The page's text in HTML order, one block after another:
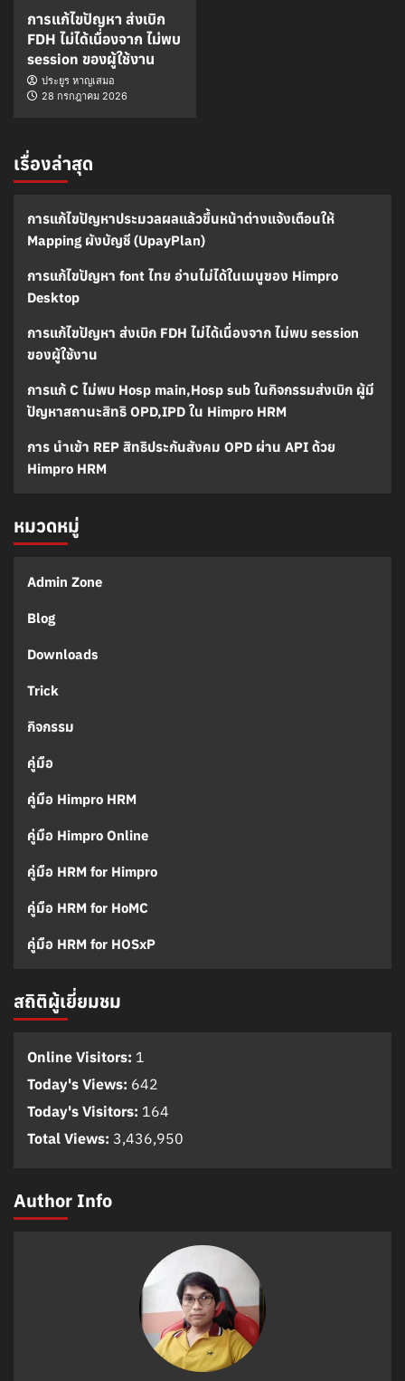
การแก้ไขปัญหา ส่งเบิก
FDH ไม่ได้เนื่องจาก ไม่พบ
session ของผู้ใช้งาน
ประยูร หาญเสมอ
28 กรกฎาคม 2026
เรื่องล่าสุด
การแก้ไขปัญหาประมวลผลแล้วขึ้นหน้าต่างแจ้งเตือนให้
Mapping ผังบัญชี (UpayPlan)
การแก้ไขปัญหา font ไทย อ่านไม่ได้ในเมนูของ Himpro
Desktop
การแก้ไขปัญหา ส่งเบิก FDH ไม่ได้เนื่องจาก ไม่พบ session
ของผู้ใช้งาน
การแก้ C ไม่พบ Hosp main,Hosp sub ในกิจกรรมส่งเบิก ผู้มี
ปัญหาสถานะสิทธิ OPD,IPD ใน Himpro HRM
การ นำเข้า REP สิทธิประกันสังคม OPD ผ่าน API ด้วย
Himpro HRM
หมวดหมู่
Admin Zone
Blog
Downloads
Trick
กิจกรรม
คู่มือ
คู่มือ Himpro HRM
คู่มือ Himpro Online
คู่มือ HRM for Himpro
คู่มือ HRM for HoMC
คู่มือ HRM for HOSxP
สถิติผู้เยี่ยมชม
Online Visitors: 1
Today's Views: 642
Today's Visitors: 164
Total Views: 3,436,950
Author Info